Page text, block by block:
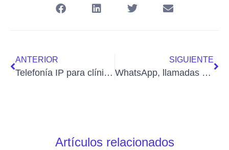
ANTERIOR
Telefonía IP para clínicas y centros médicos: citas, urgencias y atención sin saturación
SIGUIENTE
WhatsApp, llamadas y chat en una sola plataforma: cómo mejorar la comunicación con tus clientes
Artículos relacionados